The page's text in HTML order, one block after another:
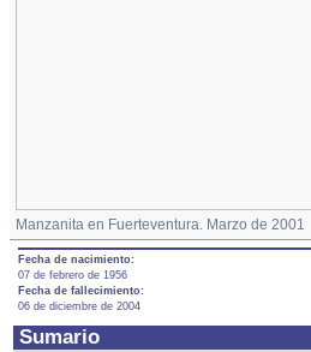
Manzanita en Fuerteventura. Marzo de 2001
Fecha de nacimiento:
07 de febrero de 1956
Fecha de fallecimiento:
06 de diciembre de 2004
Sumario